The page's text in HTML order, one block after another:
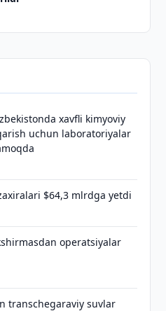
xavfli kimyoviy
uchun laboratoriyalar
$64,3 mlrdga yetdi
operatsiyalar
transchegaraviy suvlar